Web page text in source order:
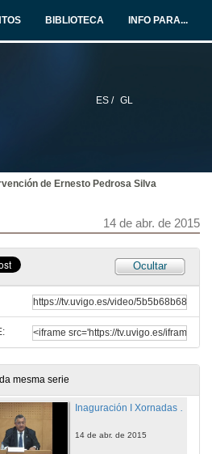
BIBLIOTECA INFO PARA...
ES / GL
de Ernesto Pedrosa Silva
14 de abr. de 2015
Ocultar
mesma serie
14 de abr. de 2015
Inaguración I Xornadas sobre a presuncion de inocencia. Intervención de Inés Iglesias Canle
Inaguración I Xornadas sobre a presuncion de inocencia. Intervención de Roberto Bustillo Bolado
14 de abr. de 2015
14 de abr. de 2015